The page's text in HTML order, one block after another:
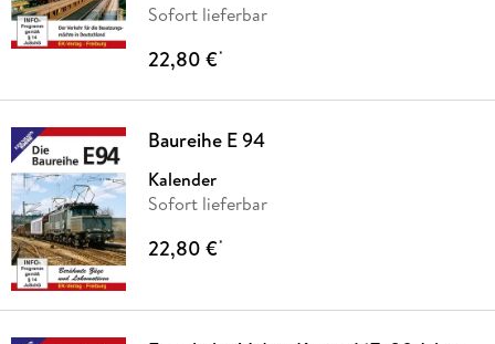
Sofort lieferbar
22,80 €*
Baureihe E 94
Kalender
Sofort lieferbar
22,80 €*